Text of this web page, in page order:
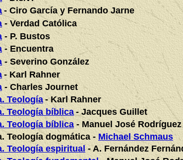
- Ciro García y Fernando Jarne
- Verdad Católica
- P. Bustos
- Encuentra
- Severino González
- Karl Rahner
- Charles Journet
Teología- Karl Rahner
Teología bíblica - Jacques Guillet
Teología bíblica- Manuel José Rodríguez
Teología dogmática - Michael Schmaus
Teología espiritual- A. Fernández